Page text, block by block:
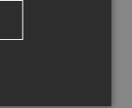
Todo
patata. Dos
sobre los